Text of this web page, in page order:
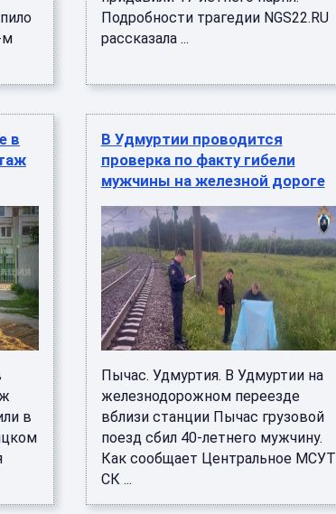
м
Подробности трагедии NGS22.RU
рассказала ...
в
в
В Удмуртии проводится
проверка по факту гибели
мужчины на железной дороге
Пычас. Удмуртия. В Удмуртии на
железнодорожном переезде
вблизи станции Пычас грузовой
поезд сбил 40-летнего мужчину.
Как сообщает Центральное МСУТ
СК ...